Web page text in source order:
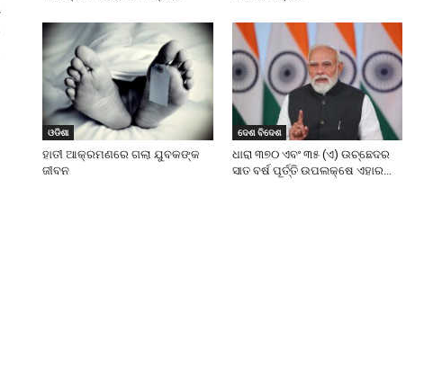
ଓଡିଶା
ହାତୀ ଆକ୍ରମଣରେ ଗଲା ଯୁବକଙ୍କ
ଜୀବନ
ଦେଶ ବିଦେଶ
ଧାରା ୩୭୦ ଏବଂ ୩୫ (ଏ) ଉଚ୍ଛେଦର
ସାତ ବର୍ଷ ପୂର୍ତ୍ତି ଉପଲକ୍ଷେ ଏହାର...